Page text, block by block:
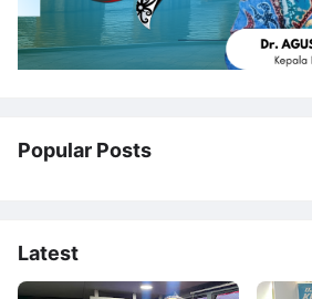
Popular Posts
Latest